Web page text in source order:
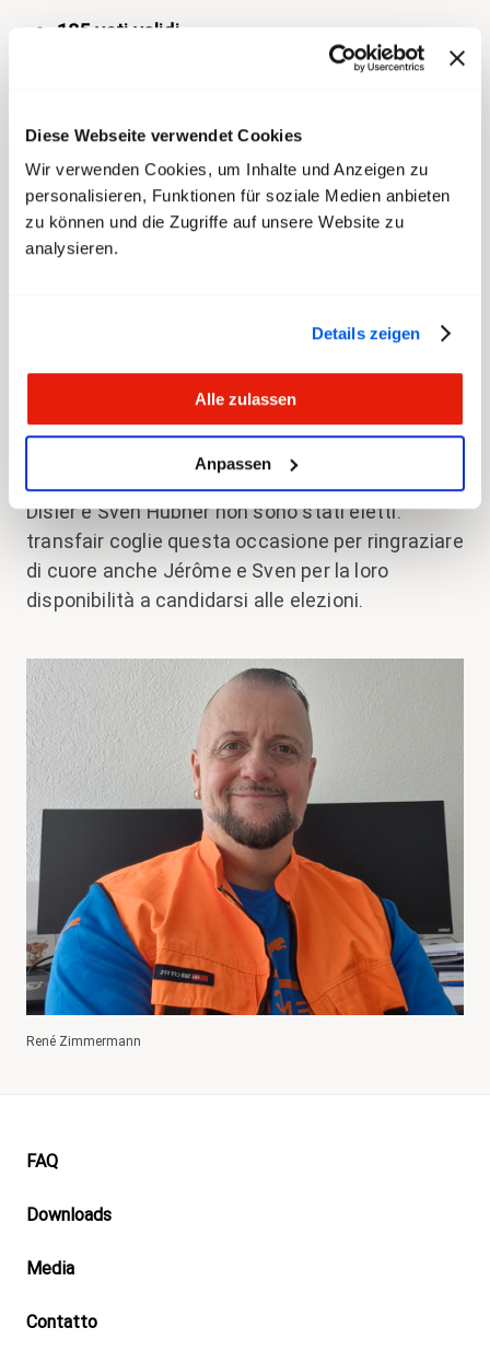
Diese Webseite verwendet Cookies
Wir verwenden Cookies, um Inhalte und Anzeigen zu
personalisieren, Funktionen für soziale Medien anbieten
zu können und die Zugriffe auf unsere Website zu
analysieren.
Details zeigen
Alle zulassen
Anpassen
185 voti validi
René Zimmermann: 97 voti (eletto)
René lavora da33 anniin diversi settori delle FFS
e oggi ricopre il ruolo dielettricista . Si impegna a
favore di un lavoro della CoPeche non si limiti a
individuare i problemi, ma che trovi anche delle
soluzioni.Tra i suoi obiettivi principali figurano
augura il massimo successo nella sua nuova
funzione.
Disler e Sven Hübner non sono stati eletti.
transfair coglie questa occasione per ringraziare
di cuore anche Jérôme e Sven per la loro
disponibilità a candidarsi alle elezioni.
René Zimmermann
Footer
FAQ
Downloads
Media
Contatto